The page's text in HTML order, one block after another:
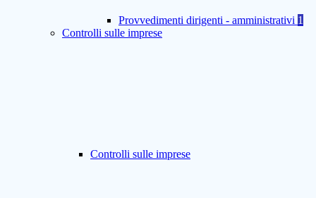
Provvedimenti dirigenti - amministrativi 1
Controlli sulle imprese
Controlli sulle imprese